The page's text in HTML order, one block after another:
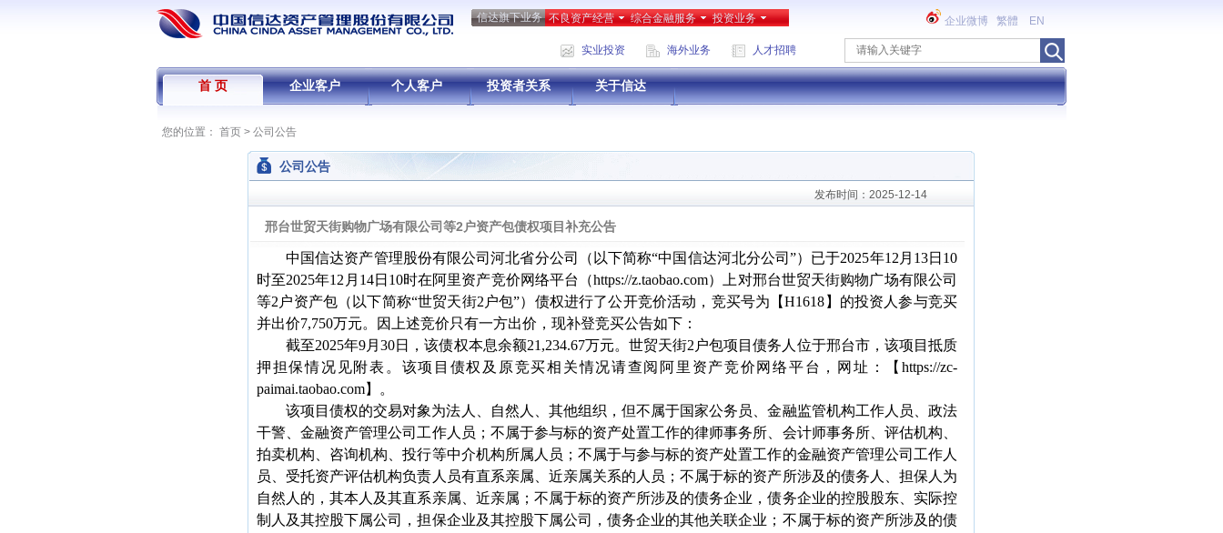
信达旗下业务 不良资产经营 综合金融服务 投资业务 企业微博 繁體 EN
实业投资 海外业务 人才招聘
首 页 企业客户 个人客户 投资者关系 关于信达
您的位置： 首页> 公司公告
公司公告
发布时间：2025-12-14
邢台世贸天街购物广场有限公司等2户资产包债权项目补充公告
中国信达资产管理股份有限公司河北省分公司（以下简称“中国信达河北分公司”）已于2025年12月13日10
时至2025年12月14日10时在阿里资产竞价网络平台（https://z.taobao.com）上对邢台世贸天街购物广场有限公司
等2户资产包（以下简称“世贸天街2户包”）债权进行了公开竞价活动，竞买号为【H1618】的投资人参与竞买
并出价7,750万元。因上述竞价只有一方出价，现补登竞买公告如下：
截至2025年9月30日，该债权本息余额21,234.67万元。世贸天街2户包项目债务人位于邢台市，该项目抵质
押担保情况见附表。该项目债权及原竞买相关情况请查阅阿里资产竞价网络平台，网址：【https://zc-
paimai.taobao.com】。
该项目债权的交易对象为法人、自然人、其他组织，但不属于国家公务员、金融监管机构工作人员、政法
干警、金融资产管理公司工作人员；不属于参与标的资产处置工作的律师事务所、会计师事务所、评估机构、
拍卖机构、咨询机构、投行等中介机构所属人员；不属于与参与标的资产处置工作的金融资产管理公司工作人
员、受托资产评估机构负责人员有直系亲属、近亲属关系的人员；不属于标的资产所涉及的债务人、担保人为
自然人的，其本人及其直系亲属、近亲属；不属于标的资产所涉及的债务企业，债务企业的控股股东、实际控
制人及其控股下属公司，担保企业及其控股下属公司，债务企业的其他关联企业；不属于标的资产所涉及的债